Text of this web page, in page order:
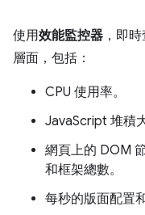
使用效能監控器 ，即
層面，包括：
CPU 使用率。
JavaScript 堆積
網頁上的 DOM
和框架總數。
每秒的版面配置